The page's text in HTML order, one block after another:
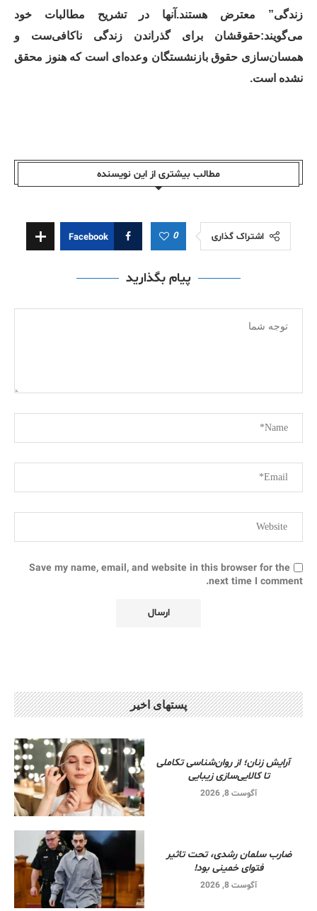
زندگی” معترض هستند.آنها در تشریح مطالبات خود
می‌گویند:حقوقشان برای گذراندن زندگی ناکافی‌ست و
همسان‌سازی حقوق بازنشستگان وعده‌ای است که هنوز محقق
نشده است.
مطالب بیشتری از این نویسندە
اشتراک گذاری 0
Facebook
پیام بگذارید
Save my name, email, and website in this browser for the
next time I comment.
پستهای اخیر
آرایش زنان؛ از روان‌شناسی تکاملی
تا کالایی‌سازی زیبایی
آگوست 8, 2026
ضارب سلمان رشدی، تحت تاثیر
فتوای خمینی بود!
آگوست 8, 2026